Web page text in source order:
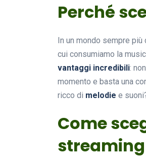
Perché
In un mondo sempre
cui consumiamo la
vantaggi incredibili:
momento e basta una
ricco di melodie e
Come